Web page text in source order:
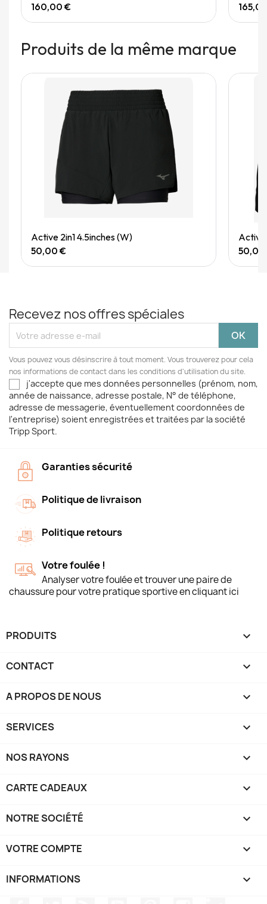
160,00 €
Produits de la même marque
Quick View
Active 2in1 4.5inches (W)
50,00 €
Active
50,00
Recevez nos offres spéciales
Vous pouvez vous désinscrire à tout moment. Vous trouverez pour cela
nos informations de contact dans les conditions d'utilisation du site.
j'accepte que mes données personnelles (prénom, nom,
année de naissance, adresse postale, N° de téléphone,
adresse de messagerie, éventuellement coordonnées de
l'entreprise) soient enregistrées et traitées par la société
Tripp Sport.
Garanties sécurité
Politique de livraison
Politique retours
Votre foulée !
Analyser votre foulée et trouver une paire de
chaussure pour votre pratique sportive en cliquant ici
PRODUITS 
CONTACT 
A PROPOS DE NOUS 
SERVICES 
NOS RAYONS 
CARTE CADEAUX 
NOTRE SOCIÉTÉ 
VOTRE COMPTE 
INFORMATIONS keyboard_arrow_down